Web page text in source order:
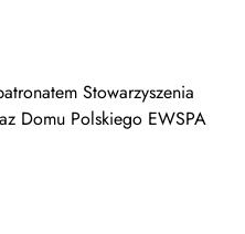
Stowarzyszenia
Domu Polskiego EWSPA